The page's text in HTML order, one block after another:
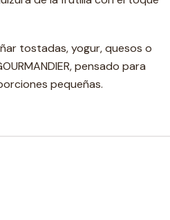
tostadas, yogur, quesos o
pensado para
pequeñas.